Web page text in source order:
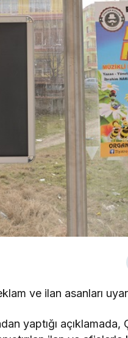
ve ilan asanları
yaptığı